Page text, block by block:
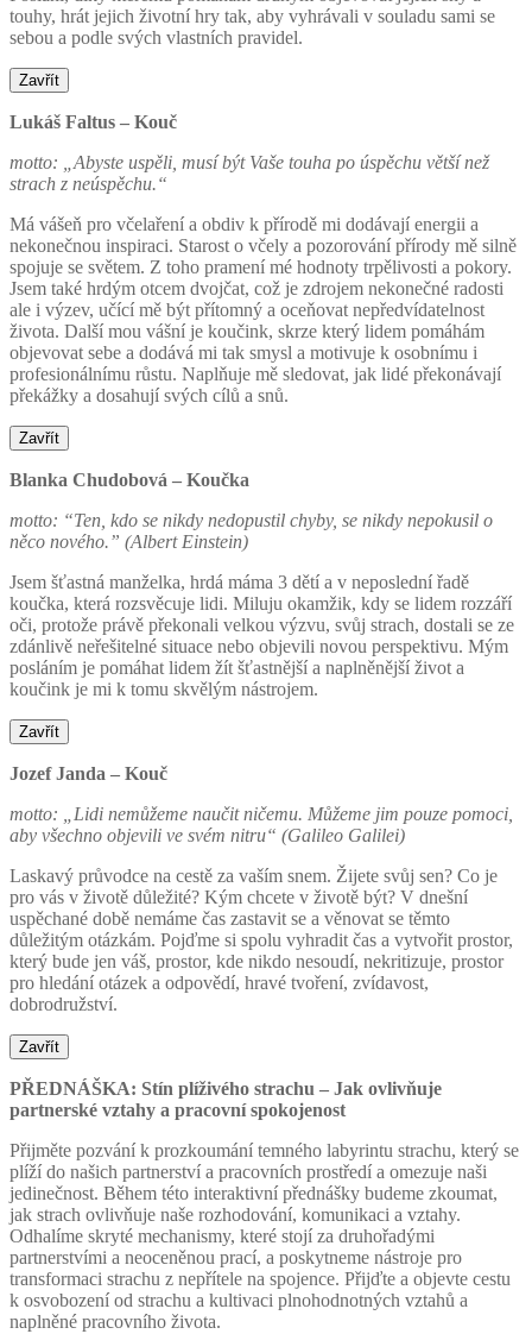
touhy, hrát jejich životní hry tak, aby vyhrávali v souladu sami se
sebou a podle svých vlastních pravidel.
Zavřít
Lukáš Faltus – Kouč
motto: „Abyste uspěli, musí být Vaše touha po úspěchu větší než
strach z neúspěchu.“
Má vášeň pro včelaření a obdiv k přírodě mi dodávají energii a
nekonečnou inspiraci. Starost o včely a pozorování přírody mě silně
spojuje se světem. Z toho pramení mé hodnoty trpělivosti a pokory.
Jsem také hrdým otcem dvojčat, což je zdrojem nekonečné radosti
ale i výzev, učící mě být přítomný a oceňovat nepředvídatelnost
života. Další mou vášní je koučink, skrze který lidem pomáhám
objevovat sebe a dodává mi tak smysl a motivuje k osobnímu i
profesionálnímu růstu. Naplňuje mě sledovat, jak lidé překonávají
překážky a dosahují svých cílů a snů.
Zavřít
Blanka Chudobová – Koučka
motto: “Ten, kdo se nikdy nedopustil chyby, se nikdy nepokusil o
něco nového.” (Albert Einstein)
Jsem šťastná manželka, hrdá máma 3 dětí a v neposlední řadě
koučka, která rozsvěcuje lidi. Miluju okamžik, kdy se lidem rozzáří
oči, protože právě překonali velkou výzvu, svůj strach, dostali se ze
zdánlivě neřešitelné situace nebo objevili novou perspektivu. Mým
posláním je pomáhat lidem žít šťastnější a naplněnější život a
koučink je mi k tomu skvělým nástrojem.
Zavřít
Jozef Janda – Kouč
motto: „Lidi nemůžeme naučit ničemu. Můžeme jim pouze pomoci,
aby všechno objevili ve svém nitru“ (Galileo Galilei)
Laskavý průvodce na cestě za vaším snem. Žijete svůj sen? Co je
pro vás v životě důležité? Kým chcete v životě být? V dnešní
uspěchané době nemáme čas zastavit se a věnovat se těmto
důležitým otázkám. Pojďme si spolu vyhradit čas a vytvořit prostor,
který bude jen váš, prostor, kde nikdo nesoudí, nekritizuje, prostor
pro hledání otázek a odpovědí, hravé tvoření, zvídavost,
dobrodružství.
Zavřít
PŘEDNÁŠKA: Stín plíživého strachu – Jak ovlivňuje
partnerské vztahy a pracovní spokojenost
Přijměte pozvání k prozkoumání temného labyrintu strachu, který se
plíží do našich partnerství a pracovních prostředí a omezuje naši
jedinečnost. Během této interaktivní přednášky budeme zkoumat,
jak strach ovlivňuje naše rozhodování, komunikaci a vztahy.
Odhalíme skryté mechanismy, které stojí za druhořadými
partnerstvími a neoceněnou prací, a poskytneme nástroje pro
transformaci strachu z nepřítele na spojence. Přijďte a objevte cestu
k osvobození od strachu a kultivaci plnohodnotných vztahů a
naplněné pracovního života.